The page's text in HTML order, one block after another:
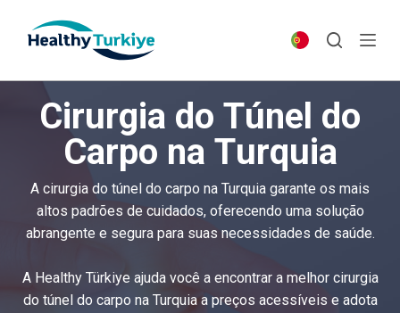
p
Cirurgia do Túnel do
Carpo na Turquia
A cirurgia do túnel do carpo na Turquia garante os mais
altos padrões de cuidados, oferecendo uma solução
abrangente e segura para suas necessidades de saúde.
A Healthy Türkiye ajuda você a encontrar a melhor cirurgia
do túnel do carpo na Turquia a preços acessíveis e adota